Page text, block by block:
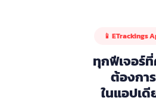
📱 ETrackings
ทุกฟีเจอร์
ต้องการ
ในแอปเดี